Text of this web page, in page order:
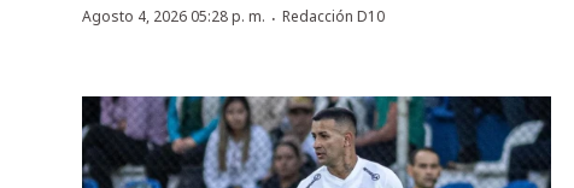
Agosto 4, 2026 05:28 p. m. · Redacción D10